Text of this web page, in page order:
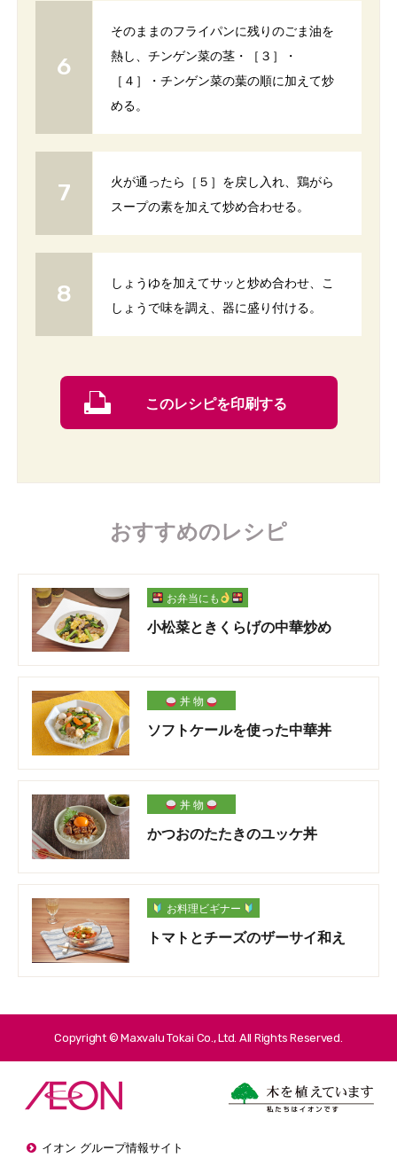
そのままのフライパンに残りのごま油を
熱し、チンゲン菜の茎・［３］・
［４］・チンゲン菜の葉の順に加えて炒
める。
火が通ったら［５］を戻し入れ、鶏がら
スープの素を加えて炒め合わせる。
しょうゆを加えてサッと炒め合わせ、こ
しょうで味を調え、器に盛り付ける。
このレシピを印刷する
おすすめのレシピ
お弁当にも
小松菜ときくらげの中華炒め
丼 物
ソフトケールを使った中華丼
丼 物
かつおのたたきのユッケ丼
お料理ビギナー
トマトとチーズのザーサイ和え
Copyright © Maxvalu Tokai Co., Ltd. All Rights Reserved.
イオン グループ情報サイト